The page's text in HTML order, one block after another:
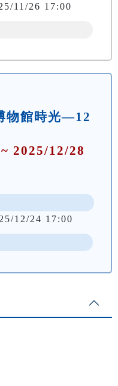
11/26 17:00
物館時光—12
2025/12/28
12/24 17:00